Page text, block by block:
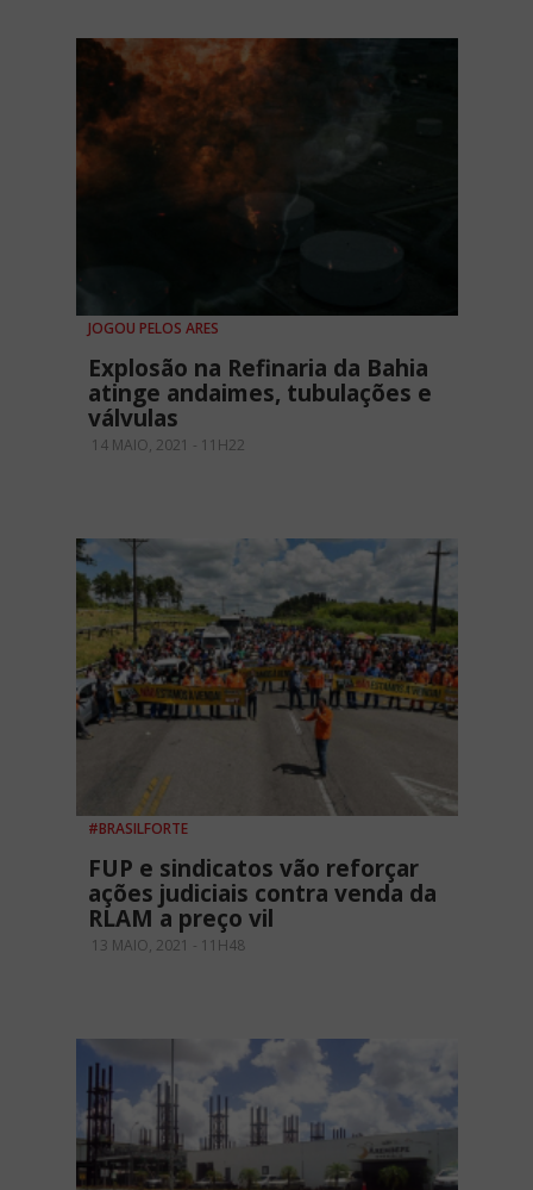
JOGOU PELOS ARES
Explosão na Refinaria da Bahia
atinge andaimes, tubulações e
válvulas
14 MAIO, 2021 - 11H22
#BRASILFORTE
FUP e sindicatos vão reforçar
ações judiciais contra venda da
RLAM a preço vil
13 MAIO, 2021 - 11H48